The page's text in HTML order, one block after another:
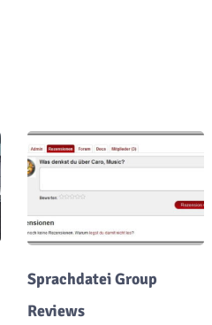
Sprachdatei Group
Reviews